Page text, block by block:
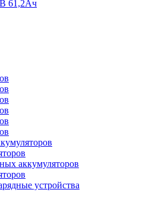
61,2Ач
аккумуляторов
устройства